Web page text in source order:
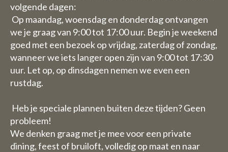
volgende dagen:
Op maandag, woensdag en donderdag ontvangen
we je graag van 9:00 tot 17:00 uur. Begin je weekend
goed met een bezoek op vrijdag, zaterdag of zondag,
wanneer we iets langer open zijn van 9:00 tot 17:30
uur. Let op, op dinsdagen nemen we even een
rustdag.
Heb je speciale plannen buiten deze tijden? Geen
probleem!
We denken graag met je mee voor een private
dining, feest of bruiloft, volledig op maat en naar